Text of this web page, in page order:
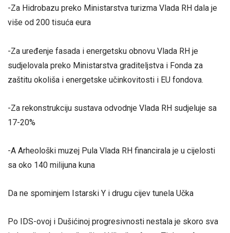
-Za Hidrobazu preko Ministarstva turizma Vlada RH dala je
više od 200 tisuća eura
-Za uređenje fasada i energetsku obnovu Vlada RH je
sudjelovala preko Ministarstva graditeljstva i Fonda za
zaštitu okoliša i energetske učinkovitosti i EU fondova.
-Za rekonstrukciju sustava odvodnje Vlada RH sudjeluje sa
17-20%
-A Arheološki muzej Pula Vlada RH financirala je u cijelosti
sa oko 140 milijuna kuna
Da ne spominjem Istarski Y i drugu cijev tunela Učka
Po IDS-ovoj i Dušićinoj progresivnosti nestala je skoro sva